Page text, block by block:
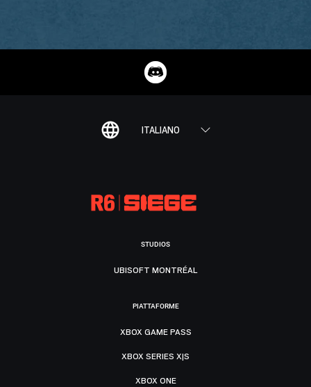
ITALIANO
STUDIOS
UBISOFT MONTRÉAL
PIATTAFORME
XBOX GAME PASS
XBOX SERIES X|S
XBOX ONE